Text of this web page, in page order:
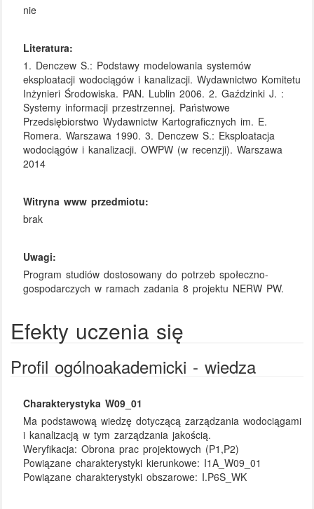
nie
Literatura:
1. Denczew S.: Podstawy modelowania systemów
eksploatacji wodociągów i kanalizacji. Wydawnictwo Komitetu
Inżynieri Środowiska. PAN. Lublin 2006. 2. Gaździnki J. :
Systemy informacji przestrzennej. Państwowe
Przedsiębiorstwo Wydawnictw Kartograficznych im. E.
Romera. Warszawa 1990. 3. Denczew S.: Eksploatacja
wodociągów i kanalizacji. OWPW (w recenzji). Warszawa
2014
Witryna www przedmiotu:
brak
Uwagi:
Program studiów dostosowany do potrzeb społeczno-
gospodarczych w ramach zadania 8 projektu NERW PW.
Efekty uczenia się
Profil ogólnoakademicki - wiedza
Charakterystyka W09_01
Ma podstawową wiedzę dotyczącą zarządzania wodociągami
i kanalizacją w tym zarządzania jakością.
Weryfikacja:Obrona prac projektowych (P1,P2)
Powiązane charakterystyki kierunkowe: I1A_W09_01
Powiązane charakterystyki obszarowe: I.P6S_WK